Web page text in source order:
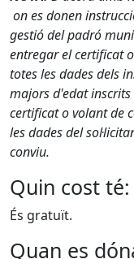
on es donen
gestió del padró
entregar el certificat
totes les dades dels
majors d'edat
certificat o volant de
les dades del
conviu.
Quin cost té:
És gratuït.
Quan es